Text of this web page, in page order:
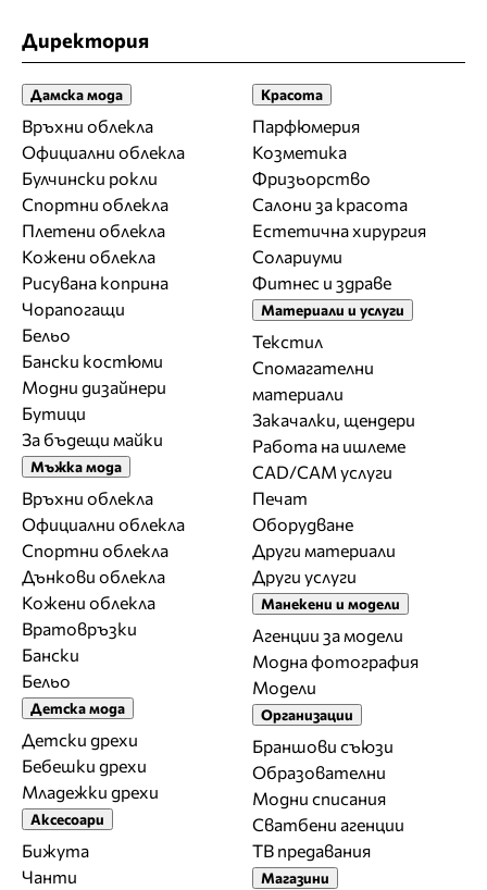
Директория
Дамска мода
Връхни облекла
Официални облекла
Булчински рокли
Спортни облекла
Плетени облекла
Кожени облекла
Рисувана коприна
Чорапогащи
Бельо
Бански костюми
Модни дизайнери
Бутици
За бъдещи майки
Мъжка мода
Връхни облекла
Официални облекла
Спортни облекла
Дънкови облекла
Кожени облекла
Вратовръзки
Бански
Бельо
Детска мода
Детски дрехи
Бебешки дрехи
Младежки дрехи
Аксесоари
Бижута
Чанти
Красота
Парфюмерия
Козметика
Фризьорство
Салони за красота
Естетична хирургия
Солариуми
Фитнес и здраве
Материали и услуги
Текстил
Спомагателни
материали
Закачалки, щендери
Работа на ишлеме
CAD/CAM услуги
Печат
Оборудване
Други материали
Други услуги
Манекени и модели
Агенции за модели
Модна фотография
Модели
Организации
Браншови съюзи
Образователни
Модни списания
Сватбени агенции
ТВ предавания
Магазини